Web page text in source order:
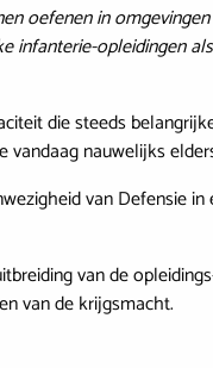
oefenen in
opleidingen
die steeds
nauwelijks
van Defensie in
van de
van de krijgsmacht.